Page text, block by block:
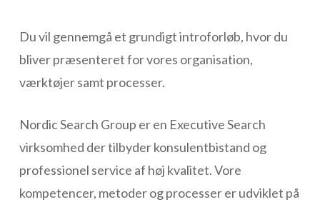
Du vil gennemgå et grundigt introforløb, hvor du
bliver præsenteret for vores organisation,
værktøjer samt processer.
Nordic Search Group er en Executive Search
virksomhed der tilbyder konsulentbistand og
professionel service af høj kvalitet. Vore
kompetencer, metoder og processer er udviklet på